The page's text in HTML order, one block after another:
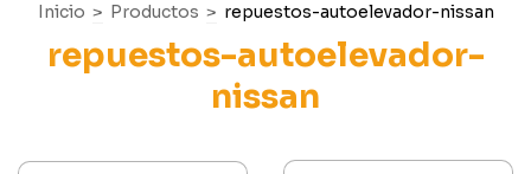
Inicio > Productos > repuestos-autoelevador-nissan
repuestos-autoelevador-
nissan